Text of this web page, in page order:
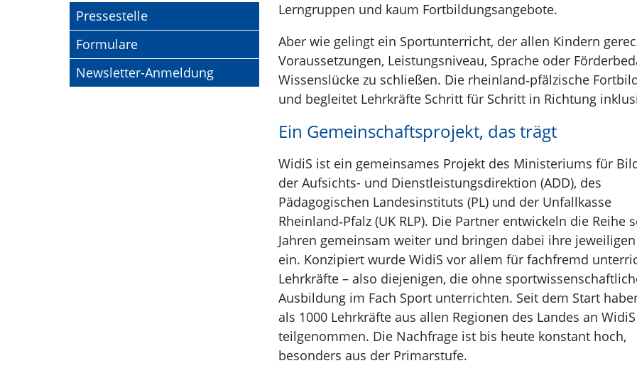
Pressestelle
Formulare
Newsletter-Anmeldung
Lerngruppen und kaum Fortbildungsangebote.
Aber wie gelingt ein Sportunterricht, der allen Kindern
Voraussetzungen, Leistungsniveau, Sprache oder
Wissenslücke zu schließen. Die rheinland‑pfälzische
und begleitet Lehrkräfte Schritt für Schritt in Richtung
Ein Gemeinschaftsprojekt, das trägt
WidiS ist ein gemeinsames Projekt des Ministeriums für
der Aufsichts- und Dienstleistungsdirektion (ADD), des
Pädagogischen Landesinstituts (PL) und der Unfallkasse
Rheinland‑Pfalz (UK RLP). Die Partner entwickeln die Reihe
Jahren gemeinsam weiter und bringen dabei ihre
ein. Konzipiert wurde WidiS vor allem für fachfremd
Lehrkräfte – also diejenigen, die ohne
Ausbildung im Fach Sport unterrichten. Seit dem Start
als 1000 Lehrkräfte aus allen Regionen des Landes an WidiS
teilgenommen. Die Nachfrage ist bis heute konstant hoch,
besonders aus der Primarstufe.